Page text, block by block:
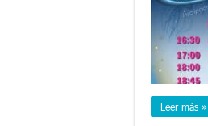
Leer más »